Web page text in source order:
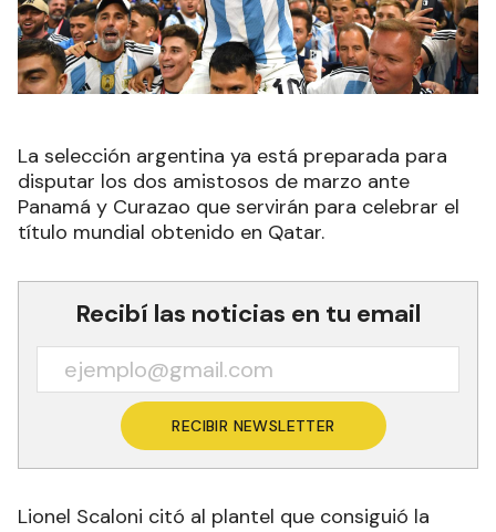
La selección argentina ya está preparada para
disputar los dos amistosos de marzo ante
Panamá y Curazao que servirán para celebrar el
título mundial obtenido en Qatar.
Recibí las noticias en tu email
RECIBIR NEWSLETTER
Lionel Scaloni citó al plantel que consiguió la